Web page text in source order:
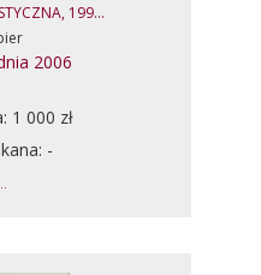
199...
2006
1 000 zł
-